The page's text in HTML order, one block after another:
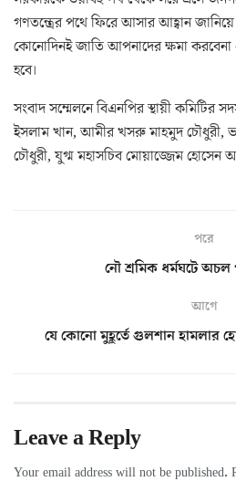
গণতন্ত্রের পথে ফিরে আসার আহ্বান
কোনোদিনই জাতি আপনাদের ক্ষমা
হবে।
সংবাদ সম্মেলনে বিএনপির স্থায়ী কমিটির
ইসলাম খান, আমীর খসরু মাহমুদ চৌধুরী,
চৌধুরী, যুগ্ম মহাসচিব মোয়াজ্জেম
পরে
নৌ শ্রমিক ধর্মঘটে
আগে
যে কোনো মুহূর্তে গুলশান হামলার
Leave a Reply
Your email address will not be published.